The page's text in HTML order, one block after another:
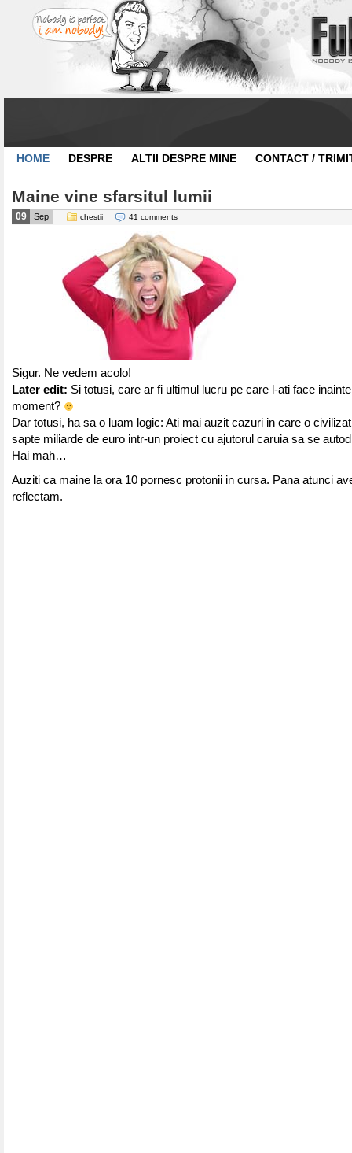
HOME DESPRE ALTII DESPRE MINE CONTACT /
Maine vine sfarsitul lumii
09 Sep chestii 41 comments
Sigur. Ne vedem acolo!
Later edit: Si totusi, care ar fi ultimul lucru pe care l-ati face
moment?
Dar totusi, ha sa o luam logic: Ati mai auzit cazuri in care o
sapte miliarde de euro intr-un proiect cu ajutorul caruia sa se
Hai mah…
Auziti ca maine la ora 10 pornesc protonii in cursa. Pana atunci
reflectam.